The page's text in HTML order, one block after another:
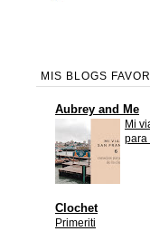
MIS BLOGS
Aubrey and Me
Mi
para
Clochet
Primeriti